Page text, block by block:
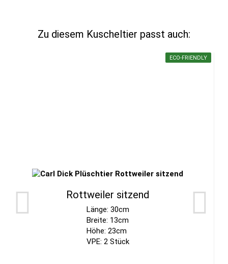
Zu diesem Kuscheltier passt auch:
ECO-FRIENDLY
Rottweiler sitzend
Länge: 30cm
Breite: 13cm
Höhe: 23cm
VPE: 2 Stück